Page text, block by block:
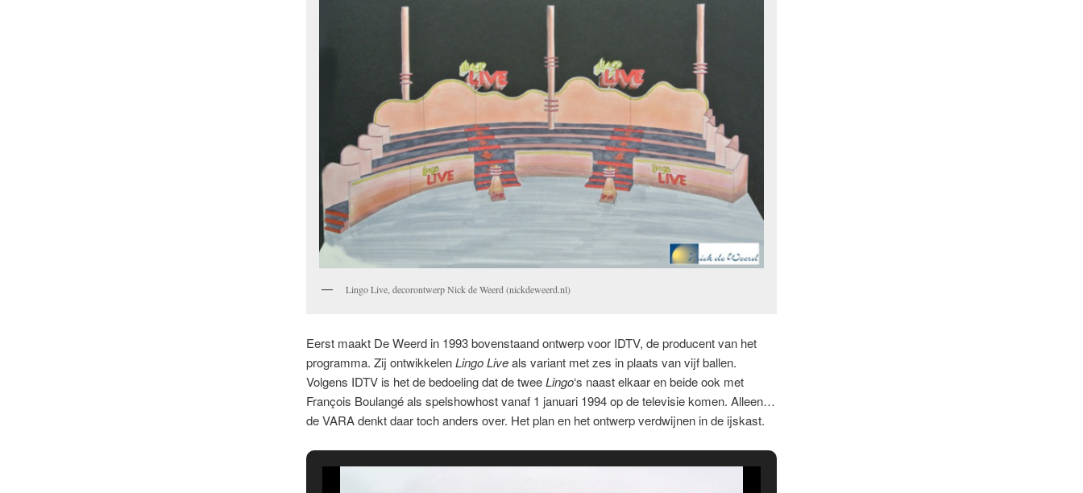
Lingo Live, decorontwerp Nick de Weerd (nickdeweerd.nl)
Eerst maakt De Weerd in 1993 bovenstaand ontwerp voor IDTV, de producent van het
programma. Zij ontwikkelenLingo Liveals variant met zes in plaats van vijf ballen.
Volgens IDTV is het de bedoeling dat de tweeLingo‘s naast elkaar en beide ook met
François Boulangé als spelshowhost vanaf 1 januari 1994 op de televisie komen. Alleen…
de VARA denkt daar toch anders over. Het plan en het ontwerp verdwijnen in de ijskast.